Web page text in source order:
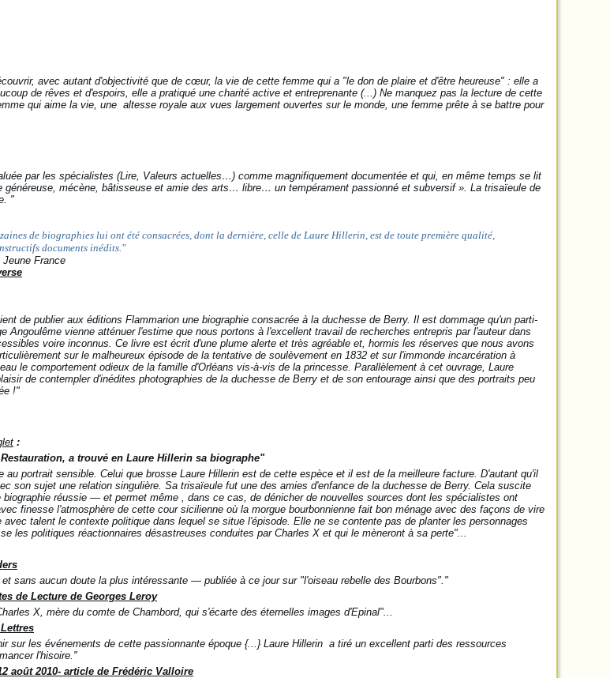
avec autant d'objectivité que de cœur, la vie de cette femme qui a "le don de plaire et d'être heureuse" : elle a
de rêves et d'espoirs, elle a pratiqué une charité active et entreprenante (...) Ne manquez pas la lecture de cette
qui aime la vie, une altesse royale aux vues largement ouvertes sur le monde, une femme prête à se battre pour
par les spécialistes (Lire, Valeurs actuelles…) comme magnifiquement documentée et qui, en même temps se lit
généreuse, mécène, bâtisseuse et amie des arts… libre… un tempérament passionné et subversif ». La trisaïeule de
"
de biographies lui ont été consacrées, dont la dernière, celle de Laure Hillerin, est de toute première qualité,
documents inédits."
Jeune France
de publier aux éditions Flammarion une biographie consacrée à la duchesse de Berry. Il est dommage qu'un parti-
Angoulême vienne atténuer l'estime que nous portons à l'excellent travail de recherches entrepris par l'auteur dans
voire inconnus. Ce livre est écrit d'une plume alerte et très agréable et, hormis les réserves que nous avons
sur le malheureux épisode de la tentative de soulèvement en 1832 et sur l'immonde incarcération à
le comportement odieux de la famille d'Orléans vis-à-vis de la princesse. Parallèlement à cet ouvrage, Laure
de contempler d'inédites photographies de la duchesse de Berry et de son entourage ainsi que des portraits peu
!"
:
a trouvé en Laure Hillerin sa biographe"
au portrait sensible. Celui que brosse Laure Hillerin est de cette espèce et il est de la meilleure facture. D'autant qu'il
son sujet une relation singulière. Sa trisaïeule fut une des amies d'enfance de la duchesse de Berry. Cela suscite
réussie — et permet même , dans ce cas, de dénicher de nouvelles sources dont les spécialistes ont
finesse l'atmosphère de cette cour sicilienne où la morgue bourbonnienne fait bon ménage avec des façons de vire
avec talent le contexte politique dans lequel se situe l'épisode. Elle ne se contente pas de planter les personnages
les politiques réactionnaires désastreuses conduites par Charles X et qui le mèneront à sa perte"...
sans aucun doute la plus intéressante — publiée à ce jour sur "l'oiseau rebelle des Bourbons"."
de Lecture de Georges Leroy
X, mère du comte de Chambord, qui s'écarte des éternelles images d'Epinal"...
sur les événements de cette passionnante époque {...} Laure Hillerin a tiré un excellent parti des ressources
l'hisoire."
août 2010- article de Frédéric Valloire